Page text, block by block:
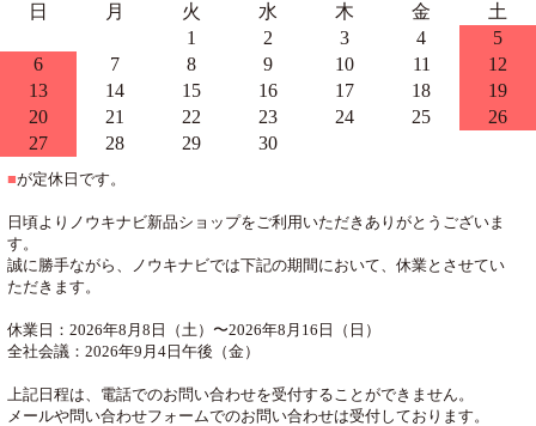
日
月 火 水 木 金
土
1
2 3 4
5
6
7 8 9 10 11
12
13
14 15 16 17 18
19
20
21 22 23 24 25
26
27
28 29 30
■が定休日です。
日頃よりノウキナビ新品ショップをご利用いただきありがとうございま
す。
誠に勝手ながら、ノウキナビでは下記の期間において、休業とさせてい
ただきます。
休業日：2026年8月8日（土）〜2026年8月16日（日）
全社会議：2026年9月4日午後（金）
上記日程は、電話でのお問い合わせを受付することができません。
メールや問い合わせフォームでのお問い合わせは受付しております。